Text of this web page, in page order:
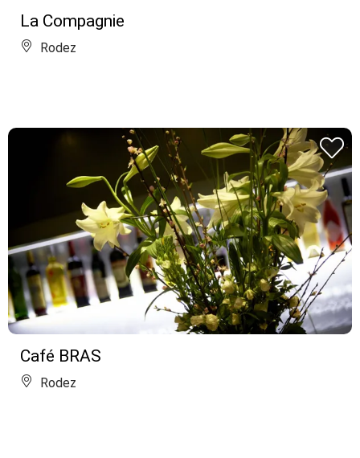
La Compagnie
Rodez
Café BRAS
Rodez